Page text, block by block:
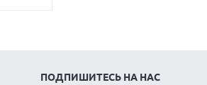
ПОДПИШИТЕСЬ НА НАС